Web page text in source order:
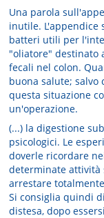
Una parola
inutile. L'appendice
batteri utili per
"oliatore" destinato
fecali nel colon.
buona salute; salvo
questa situazione
un'operazione.
(...) la digestione
psicologici. Le
doverle ricordare
determinate attività
arrestare
Si consiglia quindi
distesa, dopo